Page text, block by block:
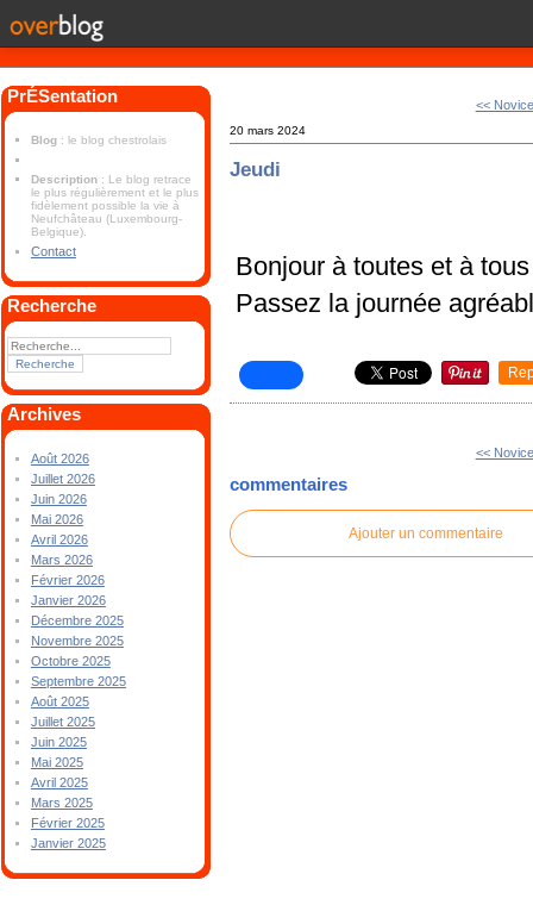
PrÉSentation
Blog : le blog chestrolais
Description : Le blog retrace
le plus régulièrement et le plus
fidèlement possible la vie à
Neufchâteau (Luxembourg-
Belgique).
Contact
Recherche
Archives
Août 2026
Juillet 2026
Juin 2026
Mai 2026
Avril 2026
Mars 2026
Février 2026
Janvier 2026
Décembre 2025
Novembre 2025
Octobre 2025
Septembre 2025
Août 2025
Juillet 2025
Juin 2025
Mai 2025
Avril 2025
Mars 2025
Février 2025
Janvier 2025
<<
20 mars 2024
Jeudi
Bonjour à toutes et à tous
Passez la journée
<<
commentaires
Ajouter un commentaire